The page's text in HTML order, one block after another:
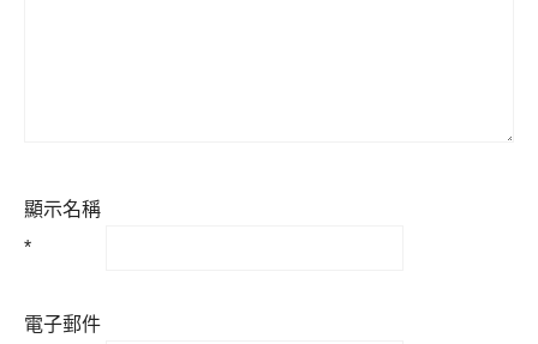
顯示名稱
*
電子郵件